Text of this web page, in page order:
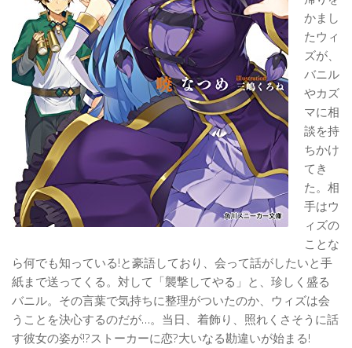
かまし
たウィ
ズが、
バニル
やカズ
マに相
談を持
ちかけ
てき
た。相
手はウ
ィズの
ことな
ら何でも知っている!と豪語しており、会って話がしたいと手
紙まで送ってくる。対して「襲撃してやる」と、珍しく盛る
バニル。その言葉で気持ちに整理がついたのか、ウィズは会
うことを決心するのだが…。当日、着飾り、照れくさそうに話
す彼女の姿が!?ストーカーに恋?大いなる勘違いが始まる!